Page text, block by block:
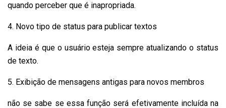
quando perceber que é inapropriada.
4. Novo tipo de status para publicar textos
A ideia é que o usuário esteja sempre atualizando o status
de texto.
5. Exibição de mensagens antigas para novos membros
não se sabe se essa função será efetivamente incluída na